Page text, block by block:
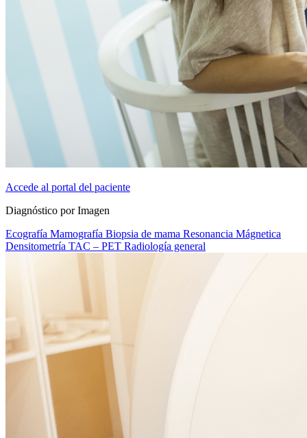
Accede al portal del paciente
Diagnóstico por Imagen
Ecografía Mamografía Biopsia de mama Resonancia Mágnetica
Densitometría TAC – PET Radiología general